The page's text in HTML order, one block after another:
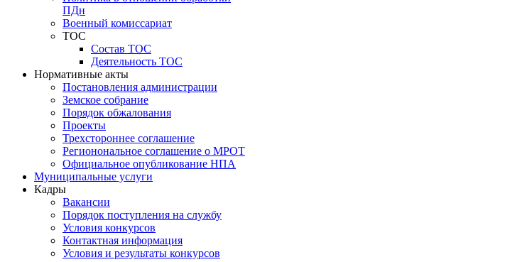
ПДн
Военный комиссариат
ТОС
Состав ТОС
Деятельность ТОС
Нормативные акты
Постановления администрации
Земское собрание
Порядок обжалования
Проекты
Трехстороннее соглашение
Регионональное соглашение о МРОТ
Официальное опубликование НПА
Муниципальные услуги
Кадры
Вакансии
Порядок поступления на службу
Условия конкурсов
Контактная информация
Условия и результаты конкурсов